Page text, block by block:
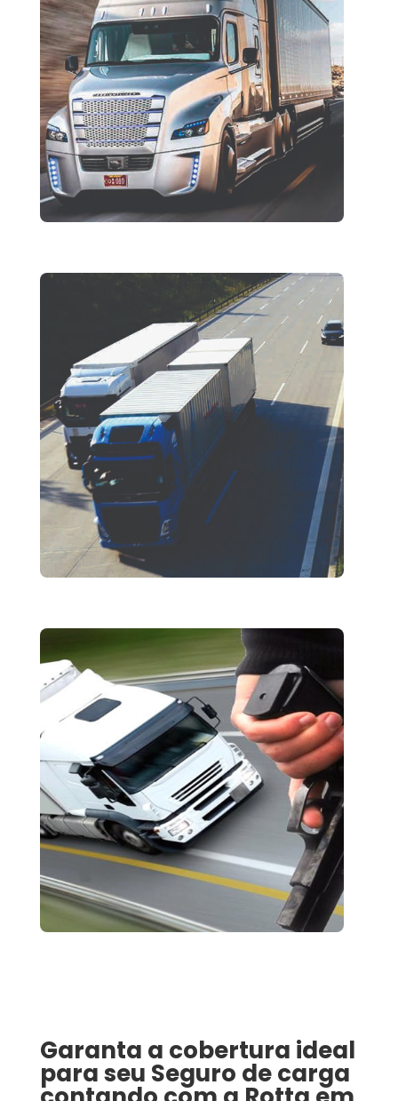
Garanta a cobertura ideal
para seu Seguro de carga